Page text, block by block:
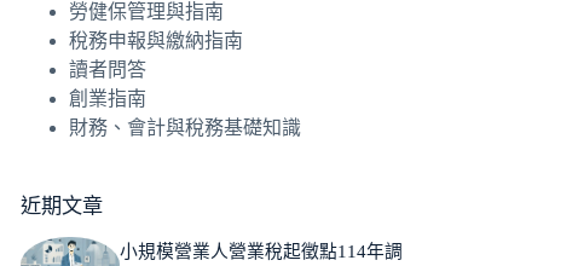
勞健保管理與指南
稅務申報與繳納指南
讀者問答
創業指南
財務、會計與稅務基礎知識
近期文章
小規模營業人營業稅起徵點114年調